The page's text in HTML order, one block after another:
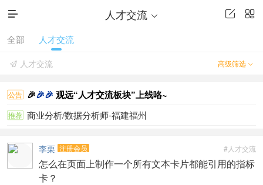
 人才交流  

全部 人才交流
高级筛选 
 人才交流
公告 🎉🎉🎉 观远“人才交流板块”上线咯~
推荐 商业分析/数据分析师-福建福州
#人才交流
李栗 注册会员
怎么在页面上制作一个所有文本卡片都能引用的指标
卡？